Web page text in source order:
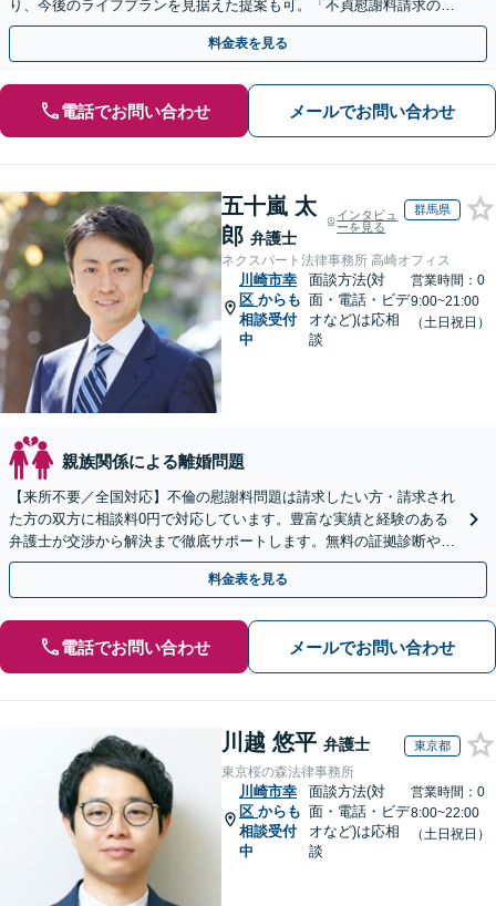
り、今後のライフプランを見据えた提案も可。「不貞慰謝料請求の減
額交渉の経験豊富」【休日・夜間相談可】【完全個室相談】
料金表を見る
電話でお問い合わせ メールでお問い合わせ
五十嵐 太
郎 弁護士
インタビュ
ーを見る
群馬県
ネクスパート法律事務所 高崎オフィス
川崎市幸
区 からも
相談受付
中
面談方法(対
面・電話・ビデ
オなど)は応相
談
営業時間：0
9:00~21:00
（土日祝日）
親族関係による離婚問題
【来所不要／全国対応】不倫の慰謝料問題は請求したい方・請求され
た方の双方に相談料0円で対応しています。豊富な実績と経験のある
弁護士が交渉から解決まで徹底サポートします。無料の証拠診断や着
手金の返還保証もありますので安心してご相談ください。
料金表を見る
電話でお問い合わせ メールでお問い合わせ
川越 悠平 弁護士 東京都
東京桜の森法律事務所
川崎市幸
区 からも
相談受付
中
面談方法(対
面・電話・ビデ
オなど)は応相
談
営業時間：0
8:00~22:00
（土日祝日）